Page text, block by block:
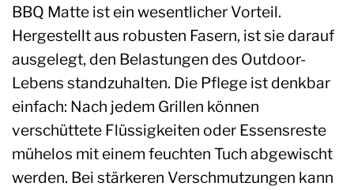
BBQ Matte ist ein wesentlicher Vorteil.
Hergestellt aus robusten Fasern, ist sie darauf
ausgelegt, den Belastungen des Outdoor-
Lebens standzuhalten. Die Pflege ist denkbar
einfach: Nach jedem Grillen können
verschüttete Flüssigkeiten oder Essensreste
mühelos mit einem feuchten Tuch abgewischt
werden. Bei stärkeren Verschmutzungen kann